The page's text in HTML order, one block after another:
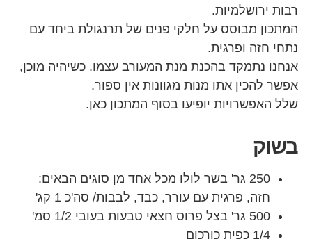
רבות ירושלמיות.
המתכון מבוסס על חלקי פנים של תרנגולת ביחד עם
נתחי חזה ופרגית.
אנחנו נתמקד בהכנת מנת המעורב עצמו. כשיהיה מוכן,
אפשר להכין אתו מנות מגוונות אין ספור.
שלל האפשרויות יופיעו בסוף המתכון כאן.
בשוק
250 גר' בשר לולו מכל אחד מן סוגים הבאים:
חזה, פרגית עם עורר, כבד, לבבות/ סה'כ 1 קג'
500 גר' בצל פרוס חצאי טבעות בעובי 1/2 סמ'
1/4 כפית כורכום